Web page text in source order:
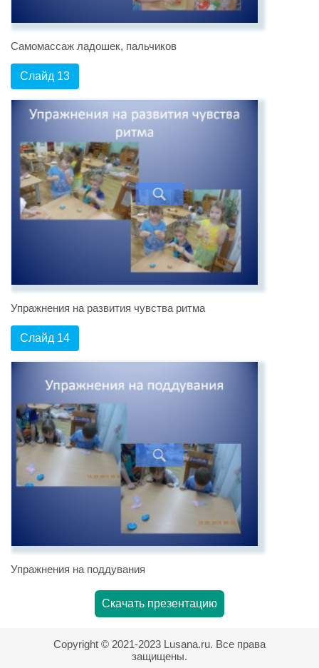
Самомассаж ладошек, пальчиков
Слайд 13
Упражнения на развития чувства ритма
Слайд 14
Упражнения на поддувания
Скачать презентацию
Copyright © 2021-2023 Lusana.ru. Все права
защищены.